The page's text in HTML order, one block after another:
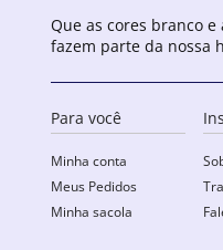
Que as cores branco
fazem parte da nossa
Para você
Minha conta
Meus Pedidos
Minha sacola